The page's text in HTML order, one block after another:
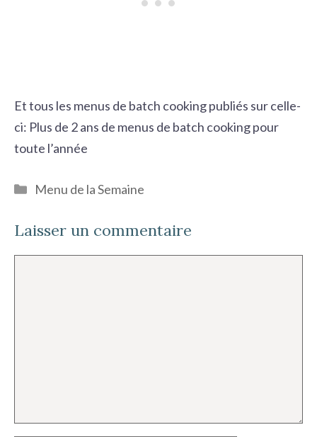
Et tous les menus de batch cooking publiés sur celle-
ci: Plus de 2 ans de menus de batch cooking pour
toute l’année
Catégories
Menu de la Semaine
Laisser un commentaire